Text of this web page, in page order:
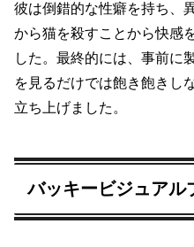
彼は倒錯的な性癖を持ち、
から猫を殺すことから快感
した。最終的には、事前に
を見るだけでは飽き飽きし
立ち上げました。
バッキービジュアル